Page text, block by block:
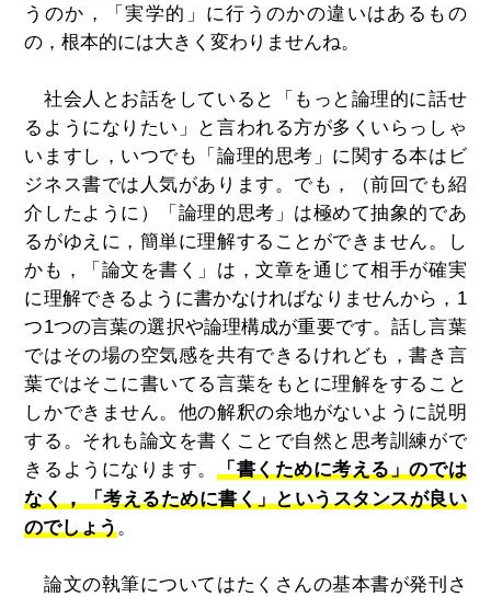
うのか，「実学的」に行うのかの違いはあるもの
の，根本的には大きく変わりませんね。
社会人とお話をしていると「もっと論理的に話せ
るようになりたい」と言われる方が多くいらっしゃ
いますし，いつでも「論理的思考」に関する本はビ
ジネス書では人気があります。でも，（前回でも紹
介したように）「論理的思考」は極めて抽象的であ
るがゆえに，簡単に理解することができません。し
かも，「論文を書く」は，文章を通じて相手が確実
に理解できるように書かなければなりませんから，1
つ1つの言葉の選択や論理構成が重要です。話し言葉
ではその場の空気感を共有できるけれども，書き言
葉ではそこに書いてる言葉をもとに理解をすること
しかできません。他の解釈の余地がないように説明
する。それも論文を書くことで自然と思考訓練がで
きるようになります。 「書くために考える」のでは
なく ， 「考えるために書く」というスタンスが良い
のでしょう。
論文の執筆についてはたくさんの基本書が発刊さ